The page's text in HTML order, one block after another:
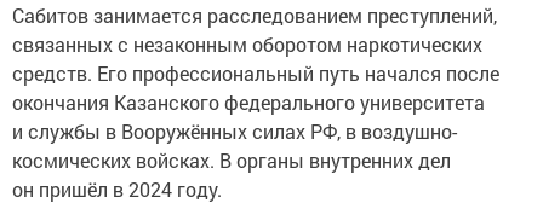
Сабитов занимается расследованием преступлений,
связанных с незаконным оборотом наркотических
средств. Его профессиональный путь начался после
окончания Казанского федерального университета
и службы в Вооружённых силах РФ, в воздушно-
космических войсках. В органы внутренних дел
он пришёл в 2024 году.